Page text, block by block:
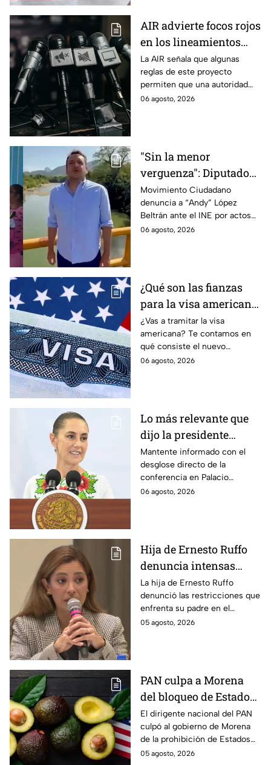
AIR advierte focos rojos
en los lineamientos
para proteger a las
audiencias
La AIR señala que algunas
reglas de este proyecto
permiten que una autoridad
gubernamental supervise,
06 agosto, 2026
"Sin la menor
verguenza": Diputado
Juan Zavala denuncia
ante el INE a Andy
López Beltrán por
campaña anticipada en
Movimiento Ciudadano
denuncia a “Andy” López
Beltrán ante el INE por actos
anticipados de campaña en
06 agosto, 2026
¿Qué son las fianzas
para la visa americana
y por qué causan tanta
controversia?
¿Vas a tramitar la visa
americana? Te contamos en
qué consiste el nuevo
programa de fianzas
06 agosto, 2026
Lo más relevante que
dijo la presidente
Claudia Sheinbaum
hoy jueves 6 de agosto
en la mañanera
Mantente informado con el
desglose directo de la
conferencia en Palacio
Nacional este jueves 6 de
06 agosto, 2026
Hija de Ernesto Ruffo
denuncia intensas
restricciones en el
Altiplano; buscan que
salga del penal
La hija de Ernesto Ruffo
denunció las restricciones que
enfrenta su padre en el
Altiplano y anunció que
05 agosto, 2026
PAN culpa a Morena
del bloqueo de Estados
Unidos al aguacate de
Michoacán
El dirigente nacional del PAN
culpó al gobierno de Morena
de la prohibición de Estados
Unidos para exportar aguacate
05 agosto, 2026